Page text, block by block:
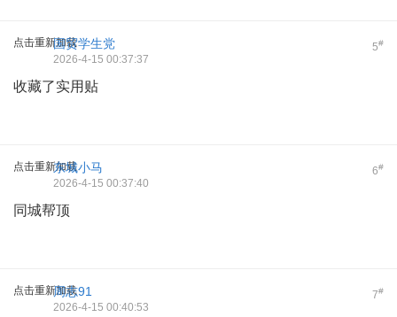
点击重新加载 5#
国贸学生党
2026-4-15 00:37:37
收藏了实用贴
点击重新加载 6#
东城小马
2026-4-15 00:37:40
同城帮顶
点击重新加载 7#
周志91
2026-4-15 00:40:53